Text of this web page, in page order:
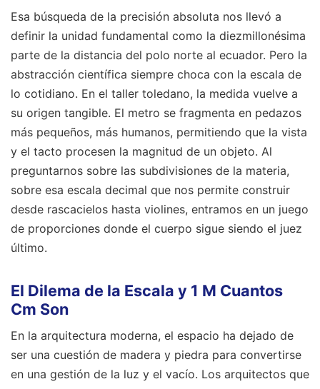
Esa búsqueda de la precisión absoluta nos llevó a
definir la unidad fundamental como la diezmillonésima
parte de la distancia del polo norte al ecuador. Pero la
abstracción científica siempre choca con la escala de
lo cotidiano. En el taller toledano, la medida vuelve a
su origen tangible. El metro se fragmenta en pedazos
más pequeños, más humanos, permitiendo que la vista
y el tacto procesen la magnitud de un objeto. Al
preguntarnos sobre las subdivisiones de la materia,
sobre esa escala decimal que nos permite construir
desde rascacielos hasta violines, entramos en un juego
de proporciones donde el cuerpo sigue siendo el juez
último.
El Dilema de la Escala y 1 M Cuantos
Cm Son
En la arquitectura moderna, el espacio ha dejado de
ser una cuestión de madera y piedra para convertirse
en una gestión de la luz y el vacío. Los arquitectos que